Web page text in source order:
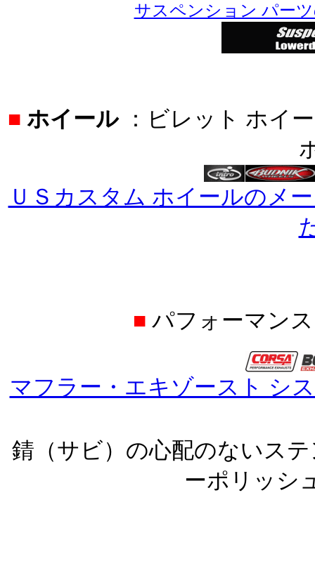
サスペンション パー
■ ホイール：ビレット ホイ
ＵＳカスタム ホイールのメ
■ パフォーマン
マフラー・エキゾースト シ
錆（サビ）の心配のないス
ーポリッシ